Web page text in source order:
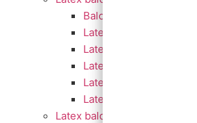
Baloni za Modeliranje
Latex balon G30
Latex balon 12″
Latex balon ogledalo 12″
Latex baloni 10″
Latex balon 5″
Latex baloni s tiskom